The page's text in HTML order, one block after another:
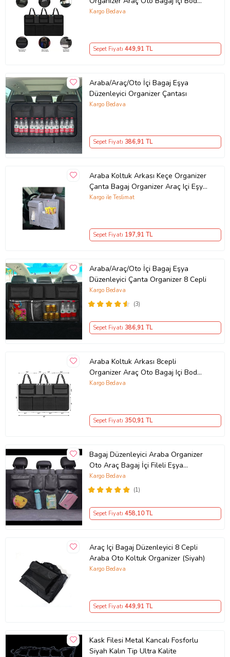
Düzenleyici (Siyah)
Kargo Bedava
Sepet Fiyatı 449,91 TL
Araba/Araç/Oto İçi Bagaj Eşya
Düzenleyici Organizer Çantası
Kargo Bedava
Sepet Fiyatı 386,91 TL
Araba Koltuk Arkası Keçe Organizer
Çanta Bagaj Organizer Araç Içi Eşya
Düzenleyici Gri
Kargo ile Teslimat
Sepet Fiyatı 197,91 TL
Araba/Araç/Oto İçi Bagaj Eşya
Düzenleyici Çanta Organizer 8 Cepli
(3)
Kargo Bedava
Sepet Fiyatı 386,91 TL
Araba Koltuk Arkası 8cepli
Organizer Araç Oto Bagaj Içi Bod
Düzenleyici (Siyah)
Kargo Bedava
Sepet Fiyatı 350,91 TL
Bagaj Düzenleyici Araba Organizer
Oto Araç Bagaj İçi Fileli Eşya
Düzenleyici Organizeri Çantası
(Siyah)
(1)
Kargo Bedava
Sepet Fiyatı 458,10 TL
Araç Içi Bagaj Düzenleyici 8 Cepli
Araba Oto Koltuk Organizer (Siyah)
Kargo Bedava
Sepet Fiyatı 449,91 TL
Kask Filesi Metal Kancalı Fosforlu
Siyah Kalın Tip Ultra Kalite